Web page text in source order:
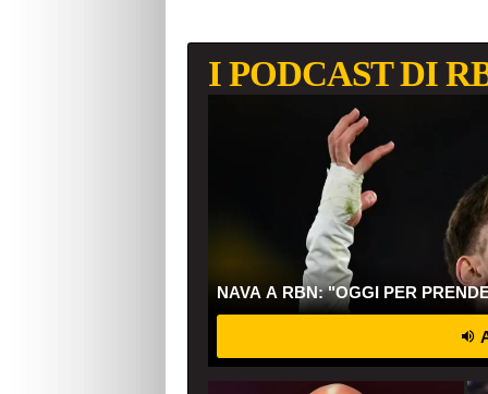
I PODCAST DI
NAVA A RBN: "OGGI PER